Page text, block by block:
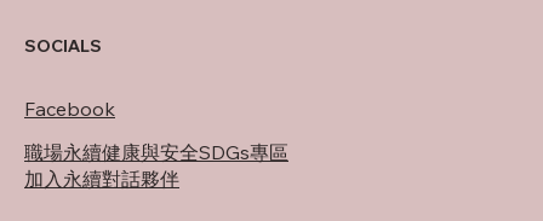
SOCIALS
職場永續健康與安全SDGs專區
Facebook
加入永續對話夥伴